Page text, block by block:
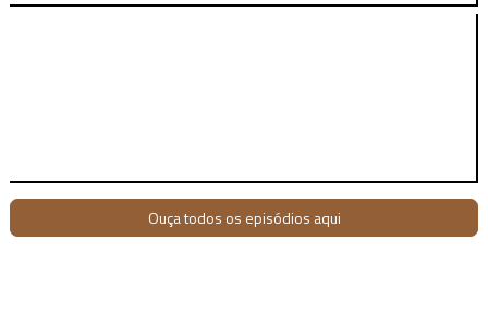
Ouça todos os episódios aqui